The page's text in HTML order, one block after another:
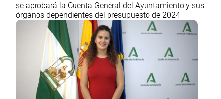
se aprobará la Cuenta General del Ayuntamiento y sus
órganos dependientes del presupuesto de 2024